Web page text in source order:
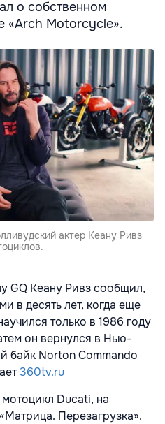
о собственном
«Arch Motorcycle».
актер Кеану Ривз
GQ Кеану Ривз сообщил,
в десять лет, когда еще
только в 1986 году
он вернулся в Нью-
байк Norton Commando
360tv.ru
Ducati, на
Перезагрузка».